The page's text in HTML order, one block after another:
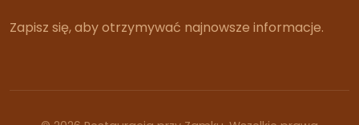
Zapisz się, aby otrzymywać najnowsze informacje.